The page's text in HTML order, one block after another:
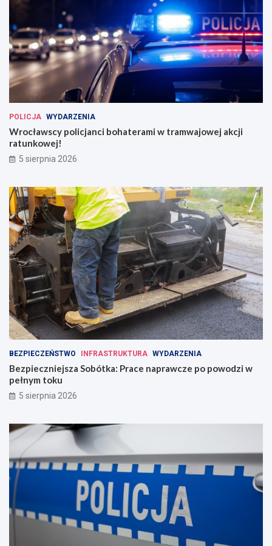
POLICJA WYDARZENIA
Wrocławscy policjanci bohaterami w tramwajowej akcji
ratunkowej!
5 sierpnia 2026
BEZPIECZEŃSTWO INFRASTRUKTURA WYDARZENIA
Bezpieczniejsza Sobótka: Prace naprawcze po powodzi w
pełnym toku
5 sierpnia 2026